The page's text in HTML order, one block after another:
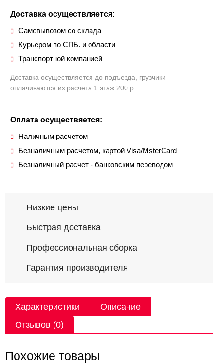
Доставка осуществляется:
Самовывозом со склада
Курьером по СПБ. и области
Транспортной компанией
Доставка осуществляется до подъезда, грузчики
оплачиваются из расчета 1 этаж 200 р
Оплата осуществяется:
Наличным расчетом
Безналичным расчетом, картой Visa/MsterCard
Безналичный расчет - банковским переводом
Низкие цены
Быстрая доставка
Профессиональная сборка
Гарантия производителя
Характеристики
Описание
Отзывов (0)
Похожие товары